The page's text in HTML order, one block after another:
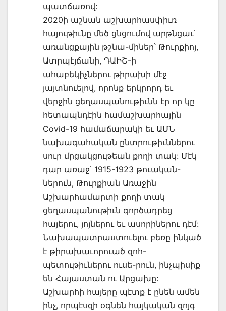
պատճառով:
2020ի աշնան աշխարհասփիւռ
հայութիւնը մեծ ցնցումով արթնցաւ՝
առանցքային թշնա-միներ՝ Թուրքիոյ,
Ատրպէյճանի, ԴԱԻՇ-ի
ահաբեկիչներու թիրախի մէջ
յայտնուելով, որոնք երկրորդ եւ
վերջին ցեղասպանութիւնն էր որ կը
հետապնդէին համաշխարհային
Covid-19 համաճարակի եւ ԱՄՆ
նախագահական ընտրութիւններու
սուր մրցակցութեան քողի տակ: Մէկ
դար առաջ՝ 1915-1923 թուական-
ներուն, Թուրքիան Առաջին
Աշխարհամարտի քողի տակ
ցեղասպանութիւն գործադրեց
հայերու, յոյներու եւ ասորիներու դէմ:
Նախապատրաստուելու բեռը ինկած
է թիրախաւորուած զոհ-
պետութիւներու ուսե-րուն, ինչպիսիք
են Հայաստան ու Արցախը:
Աշխարհի հայերը պէտք է ընեն ամեն
ինչ, որպէսզի օգնեն հայկական զոյգ